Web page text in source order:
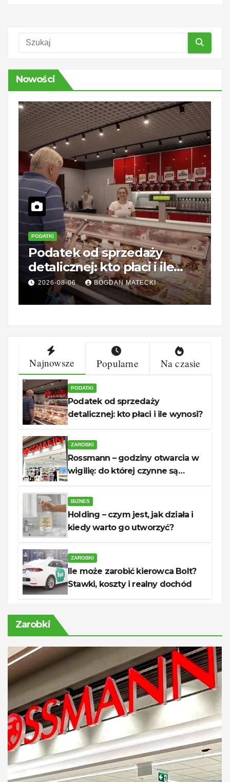
Nowości
PODATKI
Podatek od sprzedaży
detalicznej: kto płaci i ile
wynosi?
2026-08-06 BOGDAN MATECKI
Najnowsze Popularne Na czasie
PODATKI
Podatek od sprzedaży
detalicznej: kto płaci i ile wynosi?
ZAROBKI
Rossmann – godziny otwarcia w
wigilię: do której czynne są
BIZNES
Holding – czym jest, jak działa i
kiedy warto go utworzyć?
ZAROBKI
Ile może zarobić kierowca Bolt?
Stawki, koszty i realny dochód
Zarobki